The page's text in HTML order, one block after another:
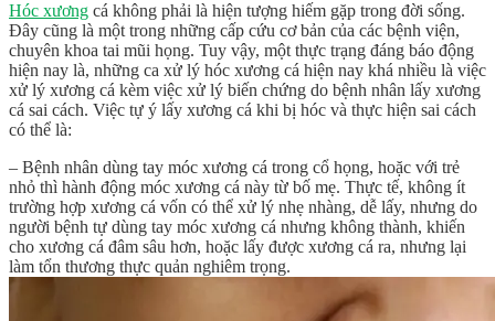
Hóc xương cá không phải là hiện tượng hiếm gặp trong đời sống.
Đây cũng là một trong những cấp cứu cơ bản của các bệnh viện,
chuyên khoa tai mũi họng. Tuy vậy, một thực trạng đáng báo động
hiện nay là, những ca xử lý hóc xương cá hiện nay khá nhiều là việc
xử lý xương cá kèm việc xử lý biến chứng do bệnh nhân lấy xương
cá sai cách. Việc tự ý lấy xương cá khi bị hóc và thực hiện sai cách
có thể là:
– Bệnh nhân dùng tay móc xương cá trong cổ họng, hoặc với trẻ
nhỏ thì hành động móc xương cá này từ bố mẹ. Thực tế, không ít
trường hợp xương cá vốn có thể xử lý nhẹ nhàng, dễ lấy, nhưng do
người bệnh tự dùng tay móc xương cá nhưng không thành, khiến
cho xương cá đâm sâu hơn, hoặc lấy được xương cá ra, nhưng lại
làm tổn thương thực quản nghiêm trọng.